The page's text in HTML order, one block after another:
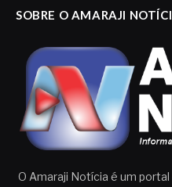
SOBRE O AMARAJI
O Amaraji Notícia é um